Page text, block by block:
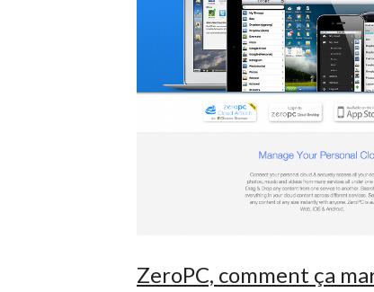
ZeroPC, comment ça